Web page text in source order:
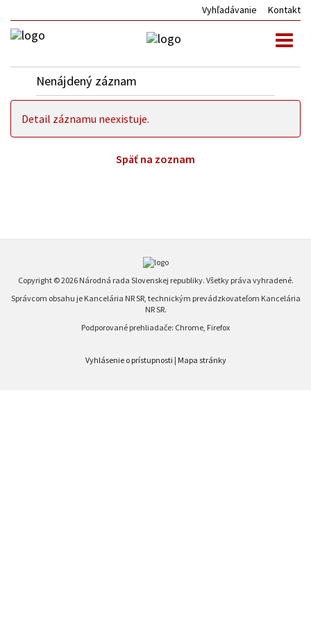
Vyhľadávanie Kontakt
Nenájdený záznam
Detail záznamu neexistuje.
Späť na zoznam
Copyright © 2026 Národná rada Slovenskej republiky. Všetky práva vyhradené.
Správcom obsahu je Kancelária NR SR, technickým prevádzkovateľom Kancelária
NR SR.
Podporované prehliadače: Chrome, Firefox
Vyhlásenie o prístupnosti | Mapa stránky